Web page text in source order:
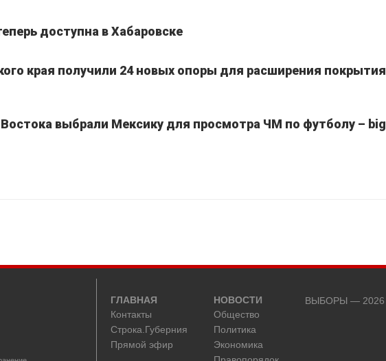
доступна в Хабаровске
края получили 24 новых опоры для расширения покрытия
выбрали Мексику для просмотра ЧМ по футболу – big
ГЛАВНАЯ
Контакты
Строка.Губерния
Прямой эфир
НОВОСТИ
Общество
Политика
Экономика
ВЫБОРЫ — 2026